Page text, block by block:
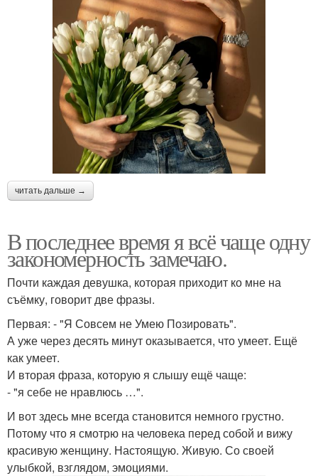
читать дальше →
В последнее время я всё чаще одну
закономерность замечаю.
Почти каждая девушка, которая приходит ко мне на
съёмку, говорит две фразы.
Первая: - "Я Совсем не Умею Позировать".
А уже через десять минут оказывается, что умеет. Ещё
как умеет.
И вторая фраза, которую я слышу ещё чаще:
- "я себе не нравлюсь …".
И вот здесь мне всегда становится немного грустно.
Потому что я смотрю на человека перед собой и вижу
красивую женщину. Настоящую. Живую. Со своей
улыбкой, взглядом, эмоциями.